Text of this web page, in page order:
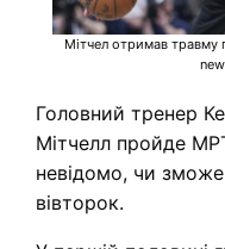
Мітчел отримав травму
Головний тренер
Мітчелл пройде
невідомо, чи зможе
вівторок.